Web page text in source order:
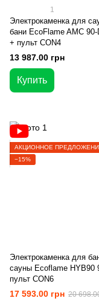
1
Электрокаменка для
бани EcoFlame AMC 90-
+ пульт CON4
13 987.00 грн
Купить
АКЦИОННОЕ
−15%
Электрокаменка для
сауны Ecoflame HYB90
пульт CON6
17 593.00 грн 20